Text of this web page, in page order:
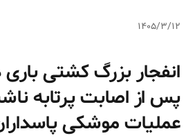
۱۴۰۵/۳/۱۲
انفجار بزرگ کشتی
پس از اصابت پرتابه
عملیات موشکی